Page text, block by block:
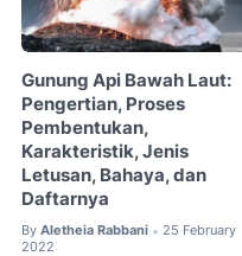
Gunung Api Bawah Laut:
Pengertian, Proses
Pembentukan,
Karakteristik, Jenis
Letusan, Bahaya, dan
Daftarnya
By Aletheia Rabbani • 25 February
2022